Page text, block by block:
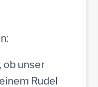
ob unser
Rudel